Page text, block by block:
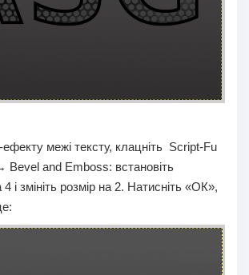
межі тексту, клацніть Script-Fu
and Emboss: встановіть
4 і змініть розмір на 2. Натисніть «ОК»,